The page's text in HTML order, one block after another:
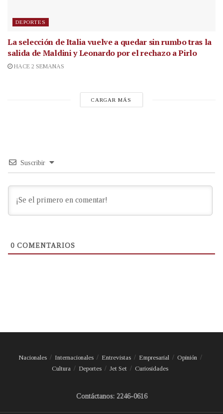
DEPORTES
La selección de Italia vuelve a quedar sin rumbo tras la
salida de Maldini y Leonardo por el rechazo a Pirlo
HACE 2 SEMANAS
CARGAR MÁS
Suscribir
0 COMENTARIOS
Nacionales Internacionales Entrevistas Empresarial
Opinión
Cultura
Deportes Jet Set Curiosidades
Contáctanos: 2246-0616